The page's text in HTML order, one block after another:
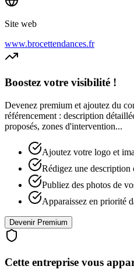
Site web
www.brocettendances.fr
Boostez votre visibilité !
Devenez premium et ajoutez du
référencement : description
proposés, zones d'intervention...
Ajoutez votre logo et
Rédigez une description
Publiez des photos de
Apparaissez en priorité
Devenir Premium
Cette entreprise vous